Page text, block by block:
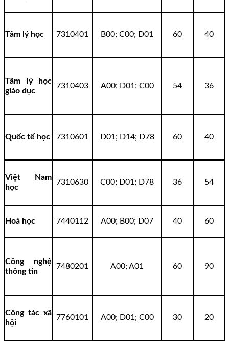
Tâm lý học 7310401 B00; C00; D01 60 40
Tâm lý học
giáo dục
7310403 A00; D01; C00 54 36
Quốc tế học 7310601 D01; D14; D78 60 40
Việt Nam
học
7310630 C00; D01; D78 36 54
Hoá học 7440112 A00; B00; D07 40 60
Công nghệ
thông tin
7480201 A00; A01 60 90
Công tác xã
hội
7760101 A00; D01; C00 30 20